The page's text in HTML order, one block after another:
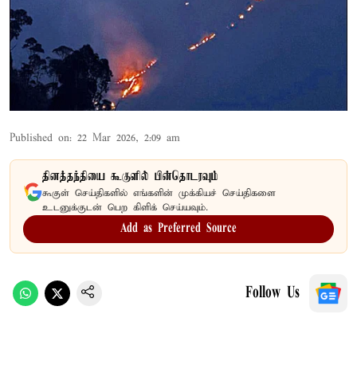
Published on: 22 Mar 2026, 2:09 am
தினத்தந்தியை கூகுளில் பின்தொடரவும்
கூகுள் செய்திகளில் எங்களின் முக்கியச் செய்திகளை
உடனுக்குடன் பெற கிளிக் செய்யவும்.
Add as Preferred Source
Follow Us